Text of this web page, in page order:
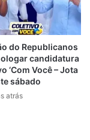
do Republicanos
candidatura
‘Com Você – Jota
sábado
atrás